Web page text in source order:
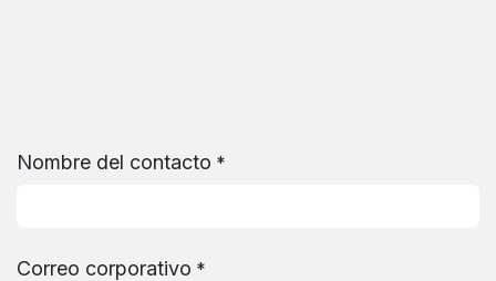
Nombre del contacto *
Correo corporativo *